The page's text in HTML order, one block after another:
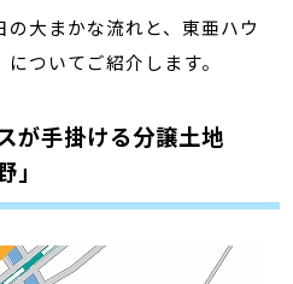
大まかな流れと、東亜ハウ
についてご紹介します。
が手掛ける分譲土地
」